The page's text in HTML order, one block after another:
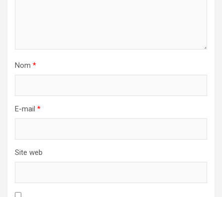
Nom *
E-mail *
Site web